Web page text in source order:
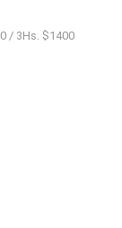
/ 3Hs. $1400